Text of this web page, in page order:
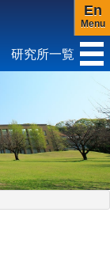
En
Menu
究所
研究所一覧